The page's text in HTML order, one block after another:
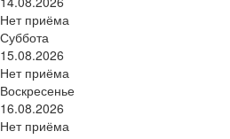
Нет приёма
Суббота
15.08.2026
Нет приёма
Воскресенье
16.08.2026
Нет приёма